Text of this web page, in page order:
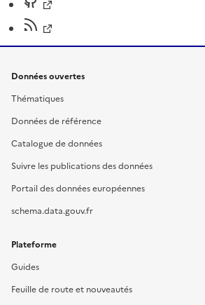
Données ouvertes
Thématiques
Données de référence
Catalogue de données
Suivre les publications des données
Portail des données européennes
schema.data.gouv.fr
Plateforme
Guides
Feuille de route et nouveautés